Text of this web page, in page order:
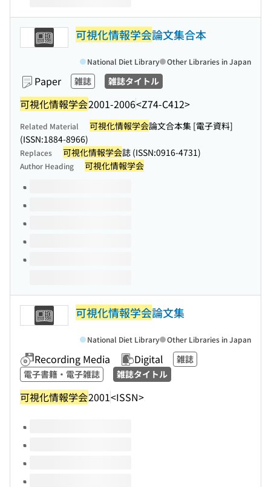
可視化情報学会論文集合本
Paper 雑誌 雑誌タイトル
可視化情報学会2001-2006<Z74-C412>
National Diet Library Other Libraries in Japan
Related Material 可視化情報学会論文合本集 [電子資料]
(ISSN:1884-8966)
Replaces 可視化情報学会誌 (ISSN:0916-4731)
Author Heading 可視化情報学会
Volumes of this title
可視化情報学会論文集
Recording Media Digital
雑誌
電子書籍・電子雑誌
雑誌タイトル
可視化情報学会2001<ISSN>
National Diet Library Other Libraries in Japan
Volumes of this title